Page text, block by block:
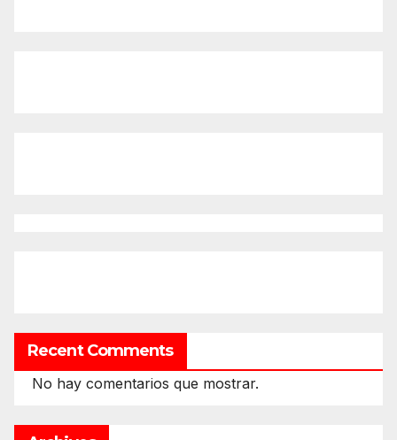
Recent Comments
No hay comentarios que mostrar.